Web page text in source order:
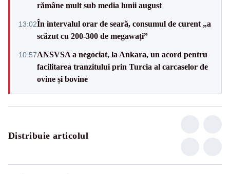
rămâne mult sub media lunii august
13:02În intervalul orar de seară, consumul de curent „a
scăzut cu 200-300 de megawați”
10:57ANSVSA a negociat, la Ankara, un acord pentru
facilitarea tranzitului prin Turcia al carcaselor de
ovine și bovine
Distribuie articolul